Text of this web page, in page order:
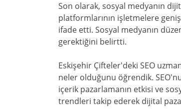
Son olarak, sosyal medyanın
platformlarının işletmelere
ifade etti. Sosyal medyanın
gerektiğini belirtti.
Eskişehir Çifteler'deki SEO
neler olduğunu öğrendik.
içerik pazarlamanın etkisi ve
trendleri takip ederek dijital